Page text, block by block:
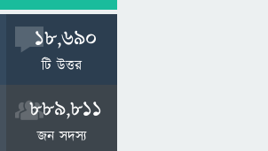
18,690
টি উত্তর
889,811
জন সদস্য